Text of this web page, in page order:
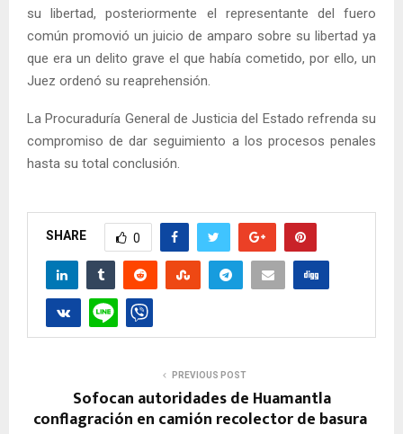
su libertad, posteriormente el representante del fuero
común promovió un juicio de amparo sobre su libertad ya
que era un delito grave el que había cometido, por ello, un
Juez ordenó su reaprehensión.
La Procuraduría General de Justicia del Estado refrenda su
compromiso de dar seguimiento a los procesos penales
hasta su total conclusión.
SHARE 0
PREVIOUS POST
Sofocan autoridades de Huamantla
conflagración en camión recolector de basura